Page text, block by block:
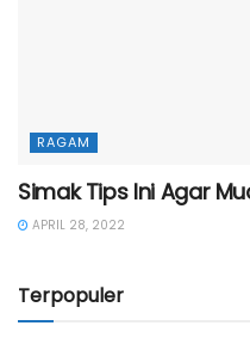
RAGAM
Simak Tips Ini Agar
APRIL 28, 2022
Terpopuler